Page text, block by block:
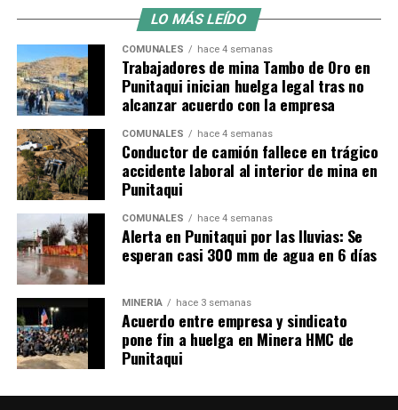
LO MÁS LEÍDO
COMUNALES hace 4 semanas
Trabajadores de mina Tambo de Oro en
Punitaqui inician huelga legal tras no
alcanzar acuerdo con la empresa
COMUNALES hace 4 semanas
Conductor de camión fallece en trágico
accidente laboral al interior de mina en
Punitaqui
COMUNALES hace 4 semanas
Alerta en Punitaqui por las lluvias: Se
esperan casi 300 mm de agua en 6 días
MINERÍA hace 3 semanas
Acuerdo entre empresa y sindicato
pone fin a huelga en Minera HMC de
Punitaqui